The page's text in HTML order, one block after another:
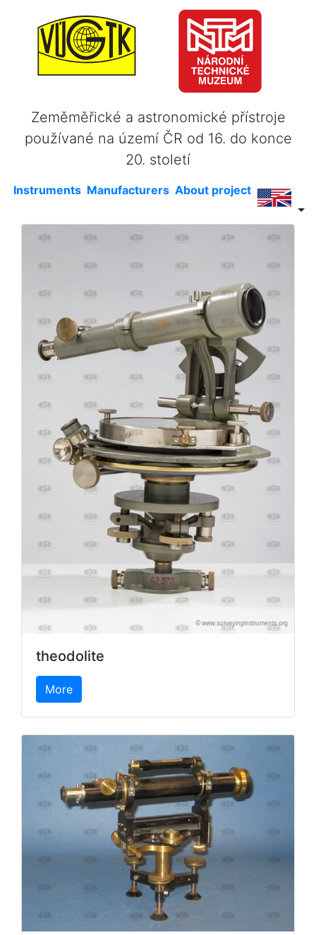
Zeměměřické a astronomické přístroje
používané na území ČR od 16. do konce
20. století
Instruments Manufacturers About project
theodolite
More